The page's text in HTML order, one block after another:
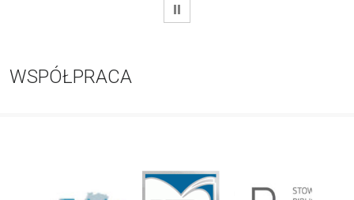
WSTRZYMAJ
WSPÓŁPRACA